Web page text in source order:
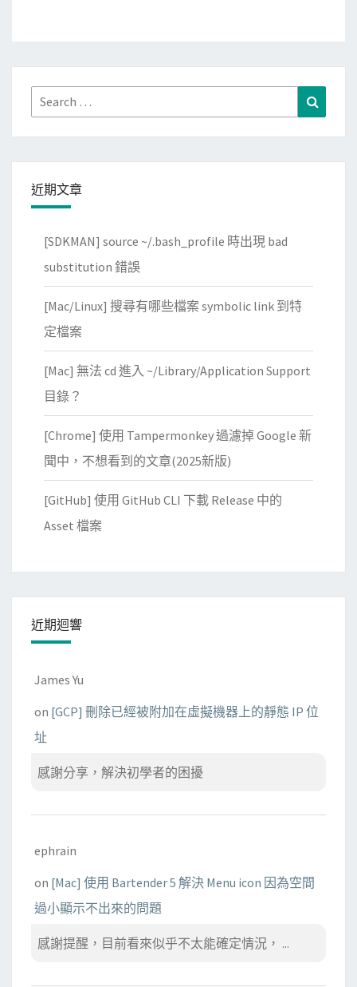
Search
for:
近期文章
[SDKMAN] source ~/.bash_profile 時出現 bad
substitution 錯誤
[Mac/Linux] 搜尋有哪些檔案 symbolic link 到特
定檔案
[Mac] 無法 cd 進入 ~/Library/Application Support
目錄？
[Chrome] 使用 Tampermonkey 過濾掉 Google 新
聞中，不想看到的文章(2025新版)
[GitHub] 使用 GitHub CLI 下載 Release 中的
Asset 檔案
近期迴響
James Yu
on [GCP] 刪除已經被附加在虛擬機器上的靜態 IP 位
址
感謝分享，解決初學者的困擾
ephrain
on [Mac] 使用 Bartender 5 解決 Menu icon 因為空間
過小顯示不出來的問題
感謝提醒，目前看來似乎不太能確定情況， ...